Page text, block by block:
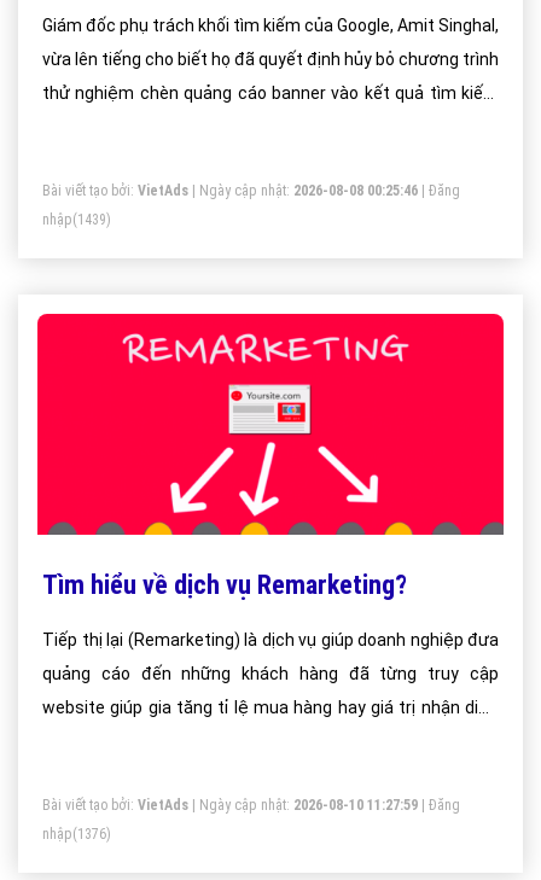
Giám đốc phụ trách khối tìm kiếm của Google, Amit Singhal,
vừa lên tiếng cho biết họ đã quyết định hủy bỏ chương trình
thử nghiệm chèn quảng cáo banner vào kết quả tìm kiếm
Bài viết tạo bởi: VietAds | Ngày cập nhật: 2026-08-08 00:25:46
Đăng
nhập(1439)
Tìm hiểu về dịch vụ Remarketing?
Tiếp thị lại (Remarketing) là dịch vụ giúp doanh nghiệp đưa
quảng cáo đến những khách hàng đã từng truy cập
website giúp gia tăng tỉ lệ mua hàng hay giá trị nhận diện
Bài viết tạo bởi: VietAds | Ngày cập nhật: 2026-08-10 11:27:59
Đăng
nhập(1376)